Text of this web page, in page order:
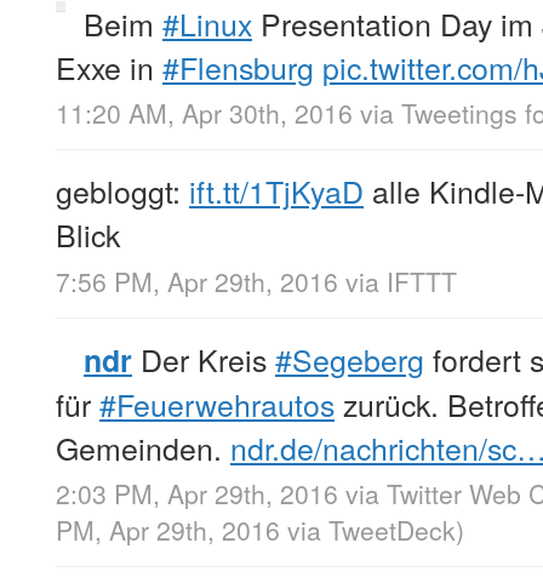
Beim #Linux Presentation Day
Exxe in #Flensburg pic.twitter.com/
11:20 AM, Apr 30th, 2016 via Tweetings
gebloggt: ift.tt/1TjKyaD alle Kindle-
Blick
7:56 PM, Apr 29th, 2016 via IFTTT
ndr Der Kreis#Segeberg fordert
für#Feuerwehrautoszurück.
Gemeinden. ndr.de/nachrichten/
2:03 PM, Apr 29th, 2016 via Twitter Web
PM, Apr 29th, 2016 via TweetDeck)